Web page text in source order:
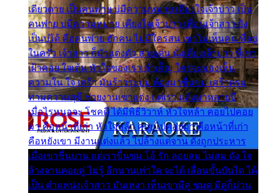
เดียวดาย เป็นคนพ่าย บ่มีความหมาย เคียงใจเจ้าบ่าว เป็น
คนพ่าย บ่มีความหมาย เคียงใจเจ้าบ่าว เพื่อนเจ้าสาว ยัง
เป็นบ่ได้ คือคนพ่าย ฮักคน ไม่มีใครสน เขาไม่เห็นคน ที่อยู่
ในครัว เจ้าสาว ก็มัวแต่งตัว สวยเด่น นั่งเคียงเจ้าบ่าว ที่เขา
เฝ้าคอย ใจเต้น หัวใจของเรา ลำเค็ญ ใครจะมองเห็น
ความใน ใจ เศร้า มันร้าวระบม ต้องมาขื่นขม เศร้าตรม
ท่ามความสุขี ช่วยงานเขาแต่ง แต่เรา แล้งมาหลายปี
เมื่อไรหนอจะ โชคดี ได้มีพิธีวิวาห์ หัวใจหล้า คอยไปคอย
มา คือหน้าที่เก่า หัวใจหล้า คอยไปคอยมา คือหน้าที่เก่า
คือหยังเขา มีงานแต่งแล้ว ไปล้างแต่จาน ดั่งถูกประหาร
เมื่อเขาชื่นบาน แต่เราขื่นขม โอ้ รัก ลอยลม ไม่สม ดัง ใจ
ล้างจานคอยคู่ ไม่รู้ อีกนานเท่าใด จะได้ เลื่อนขั้นบันได ได้
เป็น ตำแหน่งเจ้าสาว มันเหงา เห็นเขามีคู่ ซมดู มีคู่ก็ม่วน